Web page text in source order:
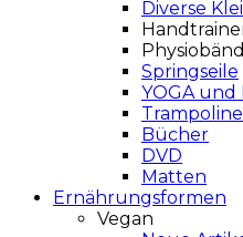
Diverse
Springseile
YOGA und
Bücher
DVD
Matten
Ernährungsformen
Vegan